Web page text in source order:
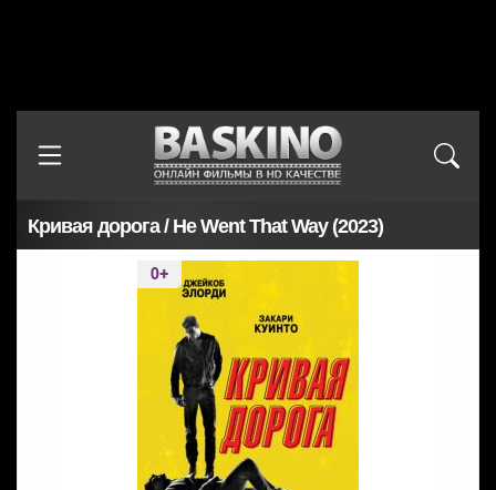
Кривая дорога / He Went That Way (2023)